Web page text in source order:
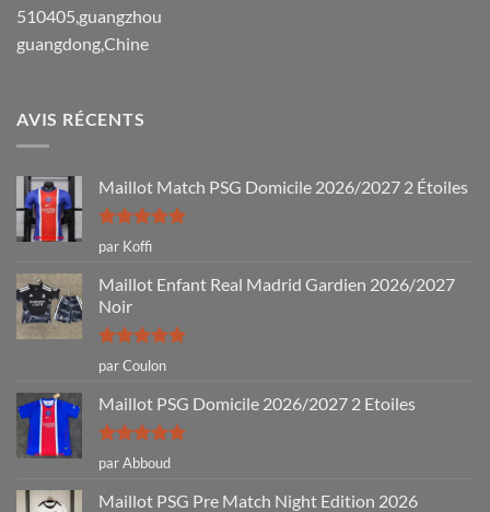
510405,guangzhou
guangdong,Chine
AVIS RÉCENTS
Maillot Match PSG Domicile 2026/2027 2 Étoiles
Note5sur
5
par Koffi
Maillot Enfant Real Madrid Gardien 2026/2027
Noir
Note5sur
5
par Coulon
Maillot PSG Domicile 2026/2027 2 Etoiles
Note5sur
5
par Abboud
Maillot PSG Pre Match Night Edition 2026